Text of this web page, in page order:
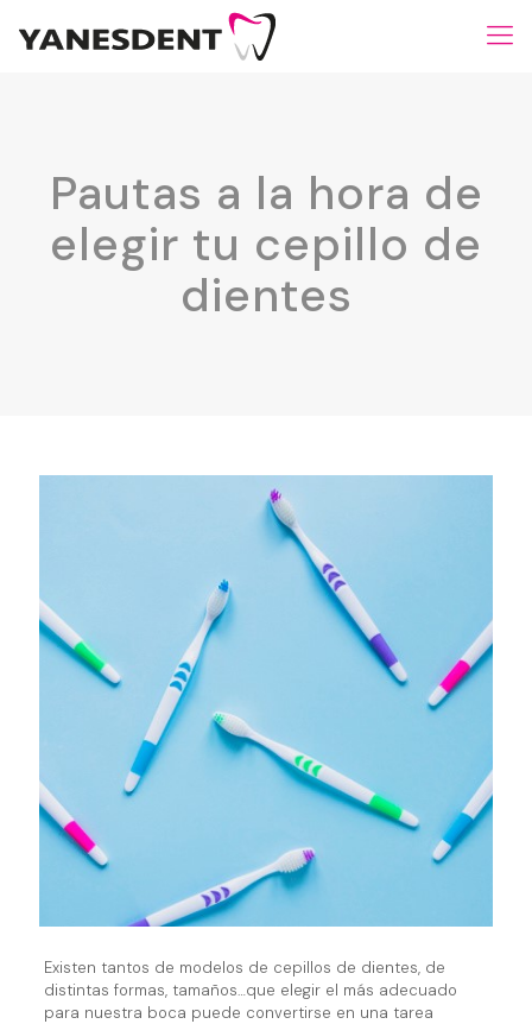
Pautas a la hora de
elegir tu cepillo de
dientes
Existen tantos de modelos de cepillos de dientes, de
distintas formas, tamaños…que elegir el más adecuado
para nuestra boca puede convertirse en una tarea